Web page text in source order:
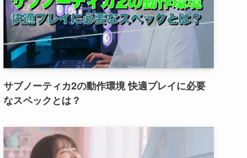
サブノーティカ2の動作環境 快適プレイに必要
なスペックとは？